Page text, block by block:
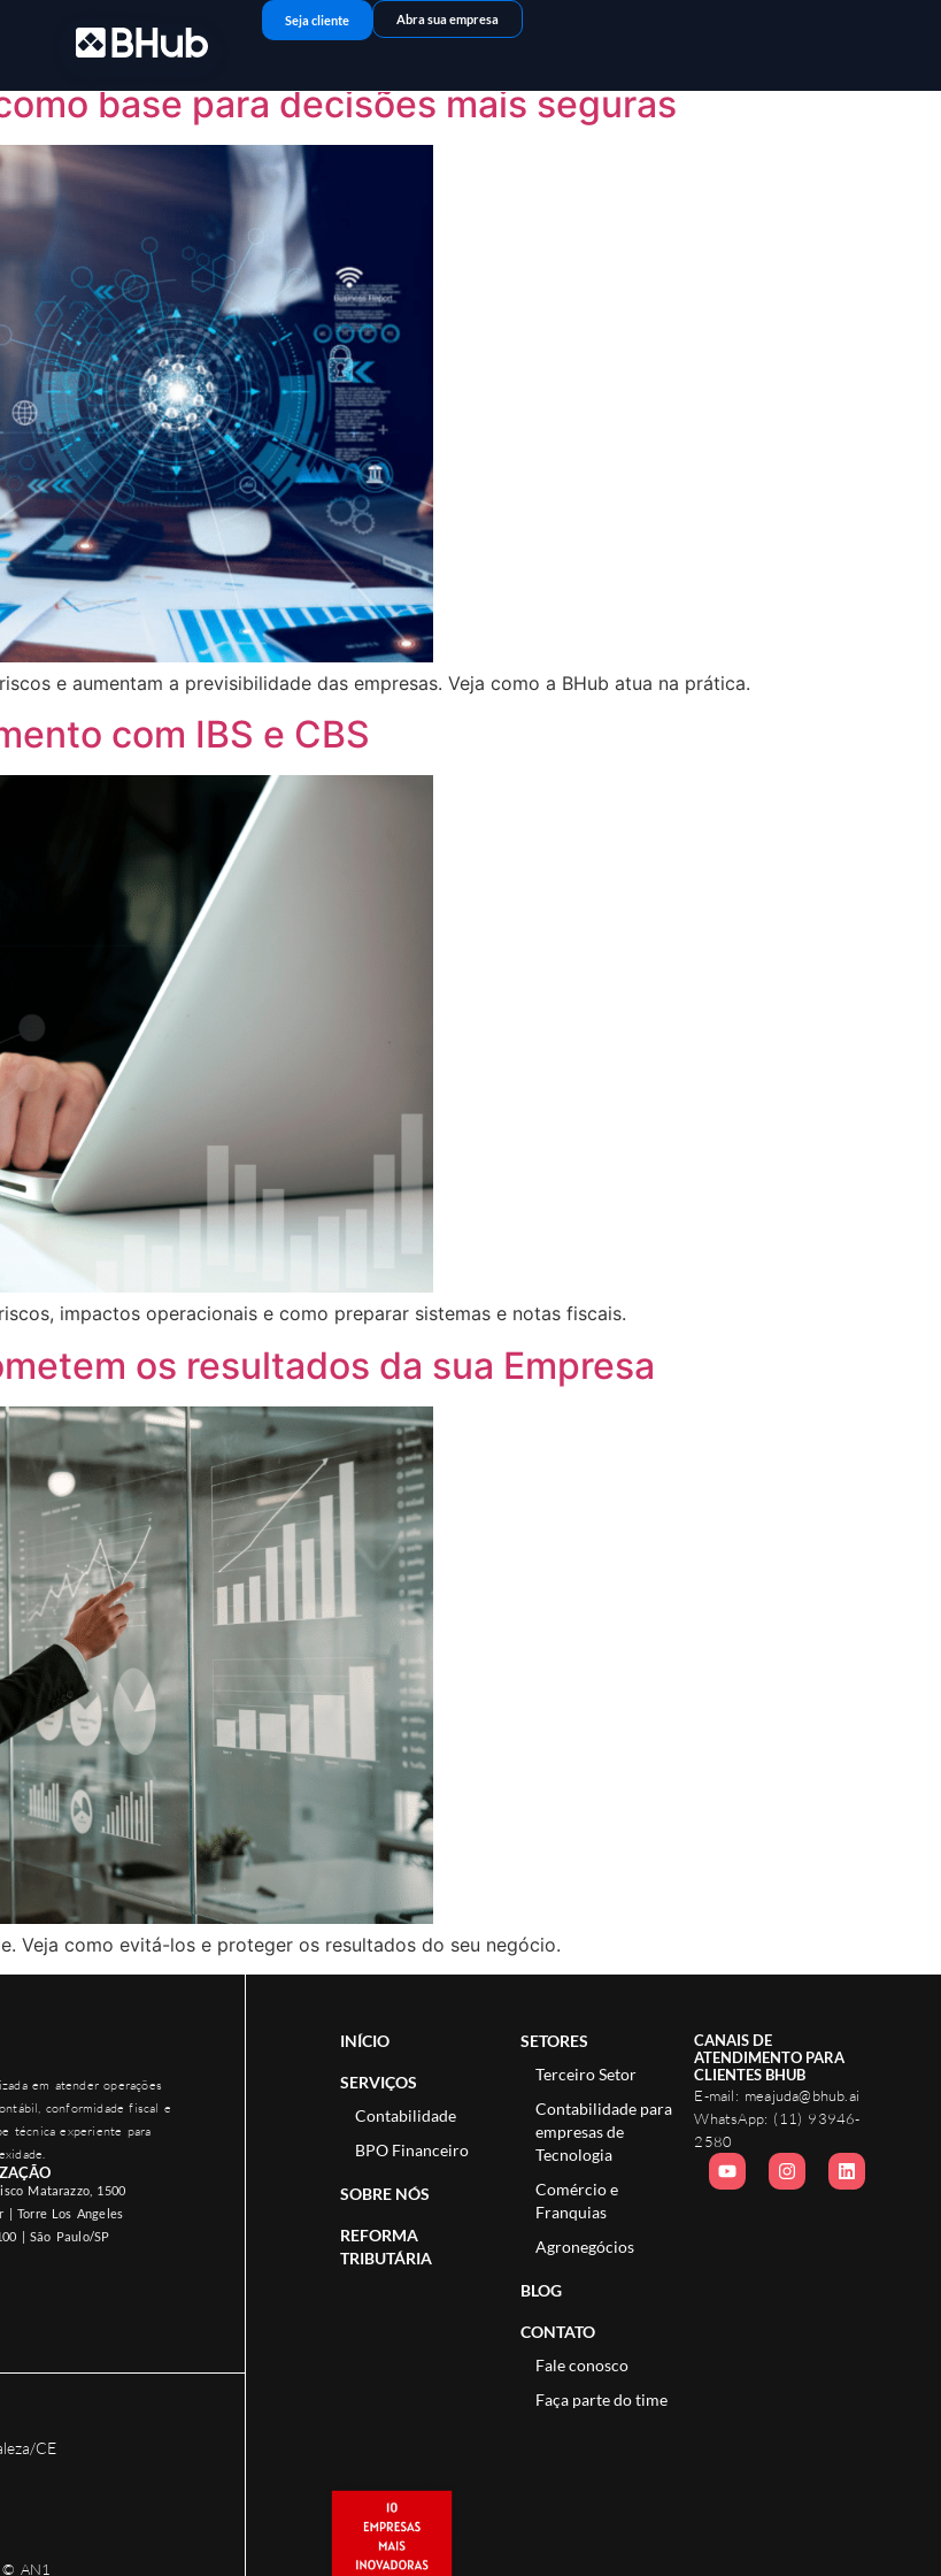
Seja cliente Abra sua empresa
base para decisões mais seguras
e aumentam a previsibilidade das empresas. Veja como a BHub atua na prática.
com IBS e CBS
impactos operacionais e como preparar sistemas e notas fiscais.
os resultados da sua Empresa
Veja como evitá-los e proteger os resultados do seu negócio.
em atender operações
conformidade fiscal e
técnica experiente para
Matarazzo, 1500
| Torre Los Angeles
| São Paulo/SP
CE
© AN1
INÍCIO
SERVIÇOS
Contabilidade
BPO Financeiro
SOBRE NÓS
REFORMA
TRIBUTÁRIA
SETORES
Terceiro Setor
Contabilidade para
empresas de
Tecnologia
Comércio e
Franquias
Agronegócios
BLOG
CONTATO
Fale conosco
Faça parte do time
CANAIS DE
ATENDIMENTO PARA
CLIENTES BHUB
E-mail: meajuda@bhub.ai
WhatsApp: (11) 93946-
2580